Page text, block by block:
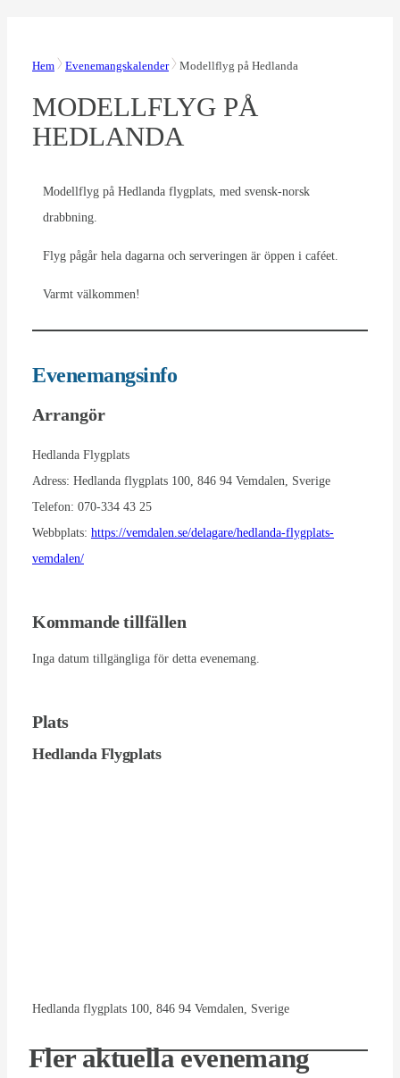
Hem Evenemangskalender Modellflyg på Hedlanda
MODELLFLYG PÅ
HEDLANDA
Modellflyg på Hedlanda flygplats, med svensk-norsk
drabbning.
Flyg pågår hela dagarna och serveringen är öppen i caféet.
Varmt välkommen!
Evenemangsinfo
Arrangör
Hedlanda Flygplats
Adress: Hedlanda flygplats 100, 846 94 Vemdalen, Sverige
Telefon: 070-334 43 25
Webbplats: https://vemdalen.se/delagare/hedlanda-flygplats-
vemdalen/
Kommande tillfällen
Inga datum tillgängliga för detta evenemang.
Plats
Hedlanda Flygplats
Hedlanda flygplats 100, 846 94 Vemdalen, Sverige
Fler aktuella evenemang